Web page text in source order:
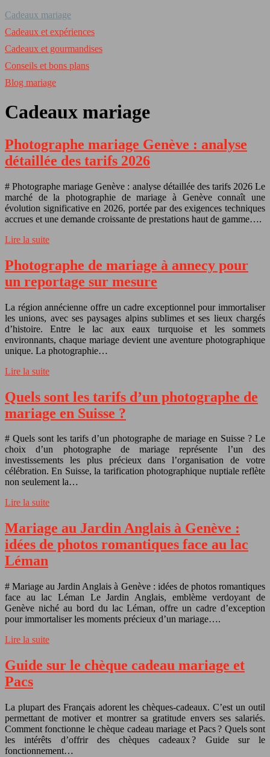
Cadeaux mariage
Cadeaux et expériences
Cadeaux et gourmandises
Conseils et bons plans
Blog mariage
Cadeaux mariage
Photographe mariage Genève : analyse
détaillée des tarifs 2026
# Photographe mariage Genève : analyse détaillée des tarifs 2026 Le
marché de la photographie de mariage à Genève connaît une
évolution significative en 2026, portée par des exigences techniques
accrues et une demande croissante de prestations haut de gamme….
Lire la suite
Photographe de mariage à annecy pour
un reportage sur mesure
La région annécienne offre un cadre exceptionnel pour immortaliser
les unions, avec ses paysages alpins sublimes et ses lieux chargés
d’histoire. Entre le lac aux eaux turquoise et les sommets
environnants, chaque mariage devient une aventure photographique
unique. La photographie…
Lire la suite
Quels sont les tarifs d’un photographe de
mariage en Suisse ?
# Quels sont les tarifs d’un photographe de mariage en Suisse ? Le
choix d’un photographe de mariage représente l’un des
investissements les plus précieux dans l’organisation de votre
célébration. En Suisse, la tarification photographique nuptiale reflète
non seulement la…
Lire la suite
Mariage au Jardin Anglais à Genève :
idées de photos romantiques face au lac
Léman
# Mariage au Jardin Anglais à Genève : idées de photos romantiques
face au lac Léman Le Jardin Anglais, emblème verdoyant de
Genève niché au bord du lac Léman, offre un cadre d’exception
pour immortaliser les moments précieux d’un mariage….
Lire la suite
Guide sur le chèque cadeau mariage et
Pacs
La plupart des Français adorent les chèques-cadeaux. C’est un outil
permettant de motiver et montrer sa gratitude envers ses salariés.
Comment fonctionne le chèque cadeau mariage et Pacs ? Quels sont
les intérêts d’offrir des chèques cadeaux ? Guide sur le
fonctionnement…